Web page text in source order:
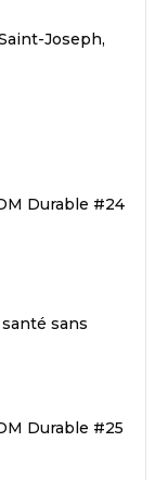
Joseph,
Durable #24
sans
Durable #25